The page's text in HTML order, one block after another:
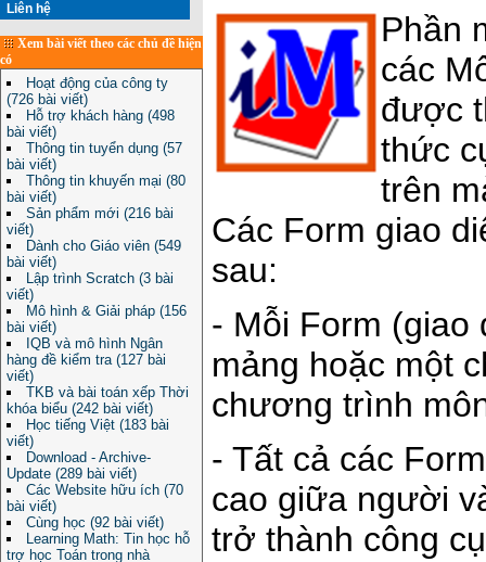
Liên hệ
Xem bài viết theo các chủ đề hiện
có
Hoạt động của công ty
(726 bài viết)
Hỗ trợ khách hàng (498
bài viết)
Thông tin tuyển dụng (57
bài viết)
Thông tin khuyến mại (80
bài viết)
Sản phẩm mới (216 bài
viết)
Dành cho Giáo viên (549
bài viết)
Lập trình Scratch (3 bài
viết)
Mô hình & Giải pháp (156
bài viết)
IQB và mô hình Ngân
hàng đề kiểm tra (127 bài
viết)
TKB và bài toán xếp Thời
khóa biểu (242 bài viết)
Học tiếng Việt (183 bài
viết)
Download - Archive-
Update (289 bài viết)
Các Website hữu ích (70
bài viết)
Cùng học (92 bài viết)
Learning Math: Tin học hỗ
trợ học Toán trong nhà
Phần
các
được
thức
trên
Các Form giao
sau:
- Mỗi Form (giao
mảng hoặc một
chương trình
- Tất cả các
cao giữa người
trở thành công